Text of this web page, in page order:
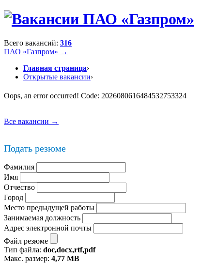
Всего вакансий: 316
ПАО «Газпром» →
Главная страница›
Открытые вакансии›
Oops, an error occurred! Code: 2026080616484532753324
Все вакансии →
Подать резюме
Фамилия
Имя
Отчество
Город
Место предыдущей работы
Занимаемая должность
Адрес электронной почты
Файл резюме
Тип файла: doc,docx,rtf,pdf
Макс. размер: 4,77 MB